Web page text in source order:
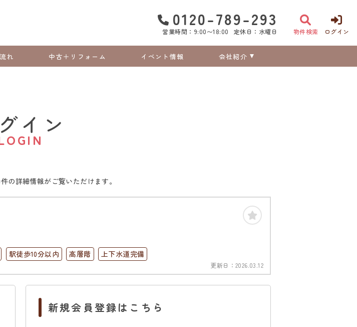
0120-789-293
営業時間：9:00〜18:00 定休日：水曜日 物件検索 ログイン
れ 中古＋リフォーム イベント情報 会社紹介
イン
の詳細情報がご覧いただけます。
駅徒歩10分以内 高層階 上下水道完備
更新日： 2026.03.12
新規会員登録はこちら